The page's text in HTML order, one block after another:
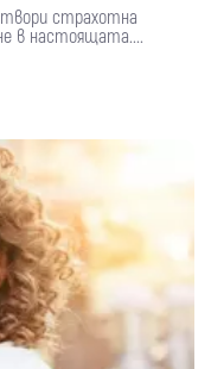
страхотна
в настоящата....